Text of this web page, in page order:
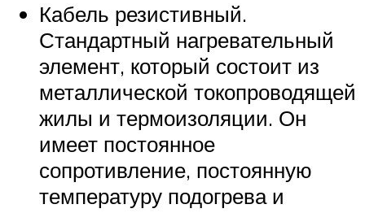
Кабель резистивный.
Стандартный нагревательный
элемент, который состоит из
металлической токопроводящей
жилы и термоизоляции. Он
имеет постоянное
сопротивление, постоянную
температуру подогрева и